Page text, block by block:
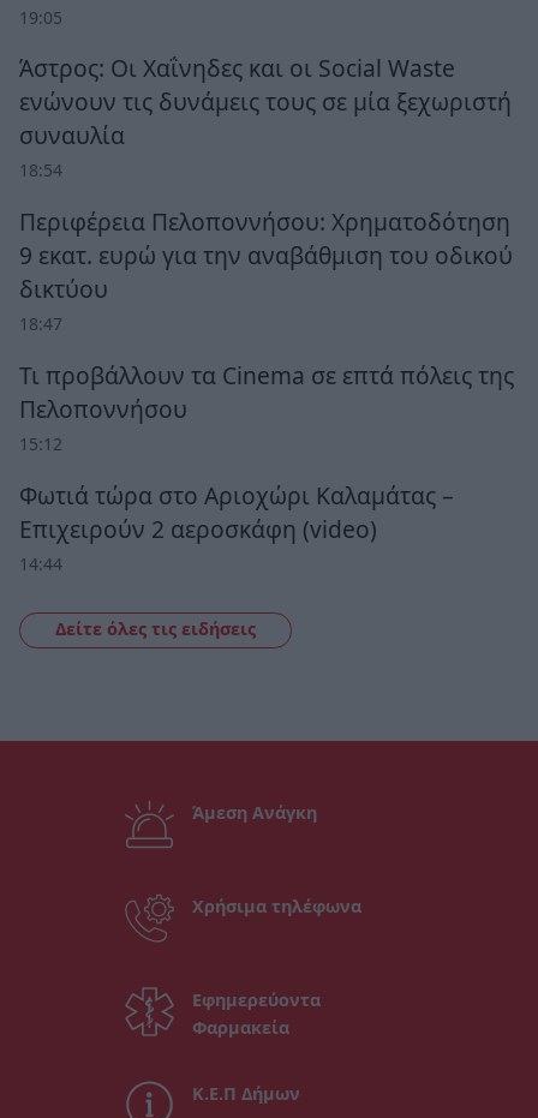
19:05
Άστρος: Οι Χαΐνηδες και οι Social Waste
ενώνουν τις δυνάμεις τους σε μία ξεχωριστή
συναυλία
18:54
Περιφέρεια Πελοποννήσου: Χρηματοδότηση
9 εκατ. ευρώ για την αναβάθμιση του οδικού
δικτύου
18:47
Τι προβάλλουν τα Cinema σε επτά πόλεις της
Πελοποννήσου
15:12
Φωτιά τώρα στο Αριοχώρι Καλαμάτας –
Επιχειρούν 2 αεροσκάφη (video)
14:44
Δείτε όλες τις ειδήσεις
Άμεση Ανάγκη
Χρήσιμα τηλέφωνα
Εφημερεύοντα
Φαρμακεία
Κ.Ε.Π Δήμων